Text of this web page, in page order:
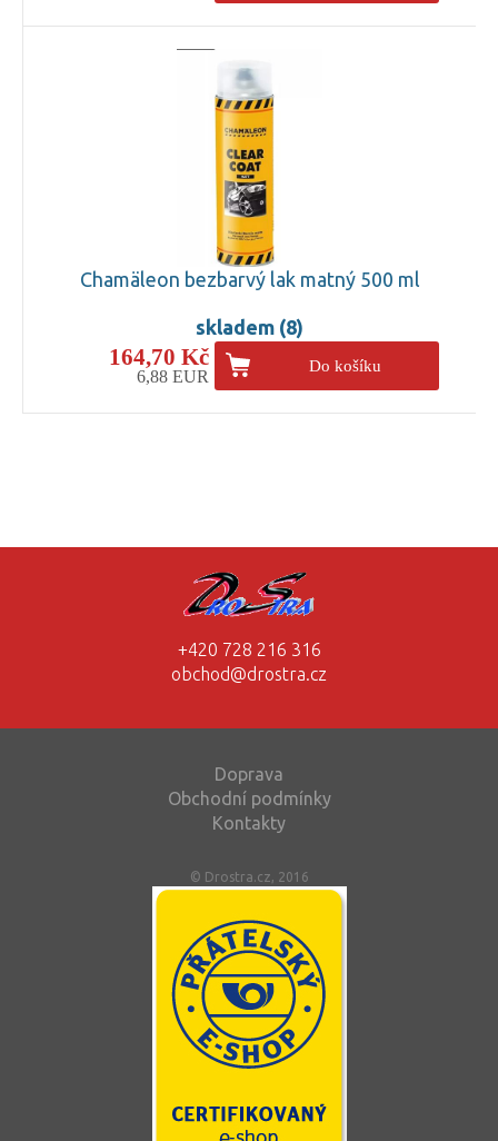
Chamäleon bezbarvý lak matný 500 ml
skladem (8)
164,70 Kč
6,88 EUR
Do košíku
+420 728 216 316
obchod@drostra.cz
Doprava
Obchodní podmínky
Kontakty
© Drostra.cz, 2016